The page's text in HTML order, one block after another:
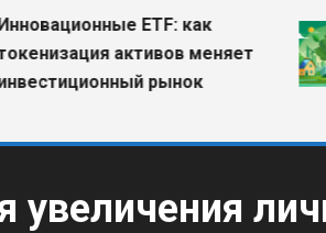
ETF: как
активов меняет
рынок
увеличения